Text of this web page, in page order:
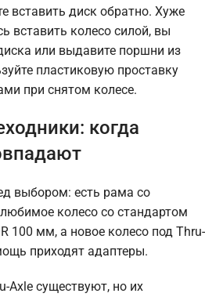
вставить диск обратно. Хуже
вставить колесо силой, вы
или выдавите поршни из
пластиковую проставку
при снятом колесе.
когда
выбором: есть рама со
колесо со стандартом
100 мм, а новое колесо под Thru-
приходят адаптеры.
Axle существуют, но их